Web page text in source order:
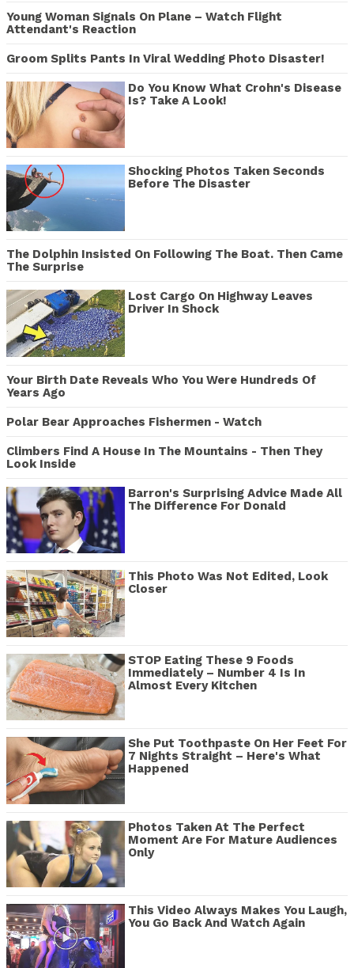
Young Woman Signals On Plane – Watch Flight
Attendant's Reaction
Groom Splits Pants In Viral Wedding Photo Disaster!
Do You Know What Crohn's Disease
Is? Take A Look!
Shocking Photos Taken Seconds
Before The Disaster
The Dolphin Insisted On Following The Boat. Then Came
The Surprise
Lost Cargo On Highway Leaves
Driver In Shock
Your Birth Date Reveals Who You Were Hundreds Of
Years Ago
Polar Bear Approaches Fishermen - Watch
Climbers Find A House In The Mountains - Then They
Look Inside
Barron's Surprising Advice Made All
The Difference For Donald
This Photo Was Not Edited, Look
Closer
STOP Eating These 9 Foods
Immediately – Number 4 Is In
Almost Every Kitchen
She Put Toothpaste On Her Feet For
7 Nights Straight – Here's What
Happened
Photos Taken At The Perfect
Moment Are For Mature Audiences
Only
This Video Always Makes You Laugh,
You Go Back And Watch Again